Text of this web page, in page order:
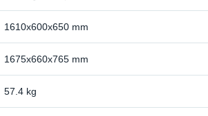
1610x600x650 mm
1675x660x765 mm
57.4 kg